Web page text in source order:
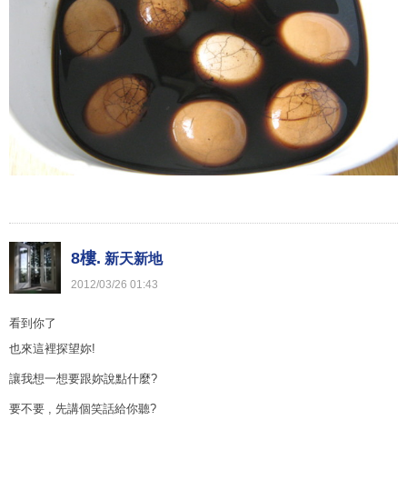
8樓. 新天新地
2012/03/26 01 :43
看到你了
也來這裡探望妳!
讓我想一想要跟妳說點什麼?
要不要 , 先講個笑話給你聽?